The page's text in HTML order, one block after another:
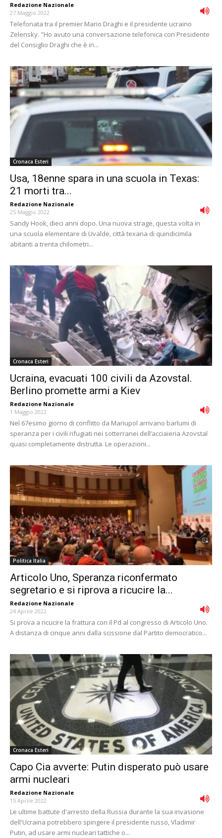
Redazione Nazionale -
27 Maggio 2022
Telefonata tra il premier Mario Draghi e il presidente ucraino
Zelensky. "Ho avuto una conversazione telefonica con Presidente
del Consiglio Draghi che è in...
Cronaca Esteri
Usa, 18enne spara in una scuola in Texas:
21 morti tra...
Redazione Nazionale -
25 Maggio 2022
Sandy Hook, dieci anni dopo. Una nuova strage, questa volta in
una scuola elementare di Uvalde, città texana di quindicimila
abitanti a trenta chilometri...
Cronaca Esteri
Ucraina, evacuati 100 civili da Azovstal.
Berlino promette armi a Kiev
Redazione Nazionale -
1 Maggio 2022
Nel 67esimo giorno di conflitto da Mariupol arrivano barlumi di
speranza per i civili rifugiati nei sotterranei dell’acciaieria Azovstal
quasi completamente distrutta. Le operazioni...
Politica Italia
Articolo Uno, Speranza riconfermato
segretario e si riprova a ricucire la...
Redazione Nazionale -
24 Aprile 2022
Si prova a ricucire la frattura con il Pd al congresso di Articolo Uno.
A distanza di cinque anni dalla scissione dal Partito democratico...
Cronaca Esteri
Capo Cia avverte: Putin disperato può usare
armi nucleari
Redazione Nazionale -
15 Aprile 2022
Le ultime battute d'arresto della Russia durante la sua invasione
dell'Ucraina potrebbero spingere il presidente russo, Vladimir
Putin, ad usare armi nucleari tattiche o...